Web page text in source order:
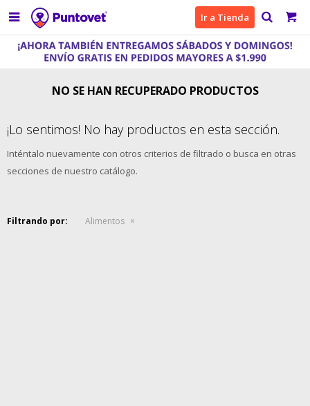
 Ir a Tienda
NO SE HAN RECUPERADO PRODUCTOS
¡Lo sentimos! No hay productos en esta sección.
Inténtalo nuevamente con otros criterios de filtrado o busca en otras
secciones de nuestro catálogo.
Filtrando por: Alimentos